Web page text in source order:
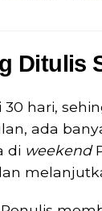
Ditulis
hari,
ada
di weekend